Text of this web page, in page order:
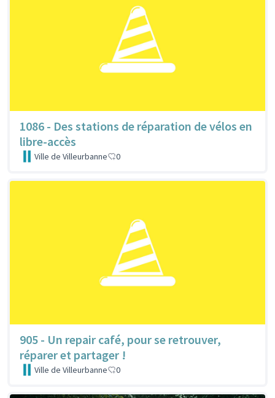
1086 - Des stations de réparation de vélos en
libre-accès
Ville de Villeurbanne 0
905 - Un repair café, pour se retrouver,
réparer et partager !
Ville de Villeurbanne 0